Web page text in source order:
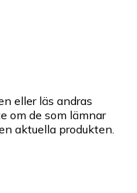
eller läs andras
om de som lämnar
aktuella produkten.